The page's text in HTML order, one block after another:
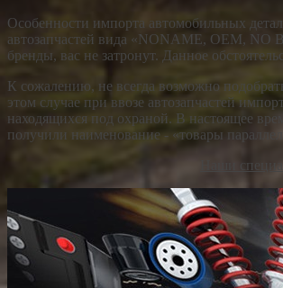
Особенности импорта автомобильных
автозапчастей вида «NONAME, OEM, NO
бренды, вас не затронут. Данное
К сожалению, не всегда возможно
этом случае при ввозе автозапчастей
находящихся под охраной. В настоящее
получили наименование - «товары
Наши